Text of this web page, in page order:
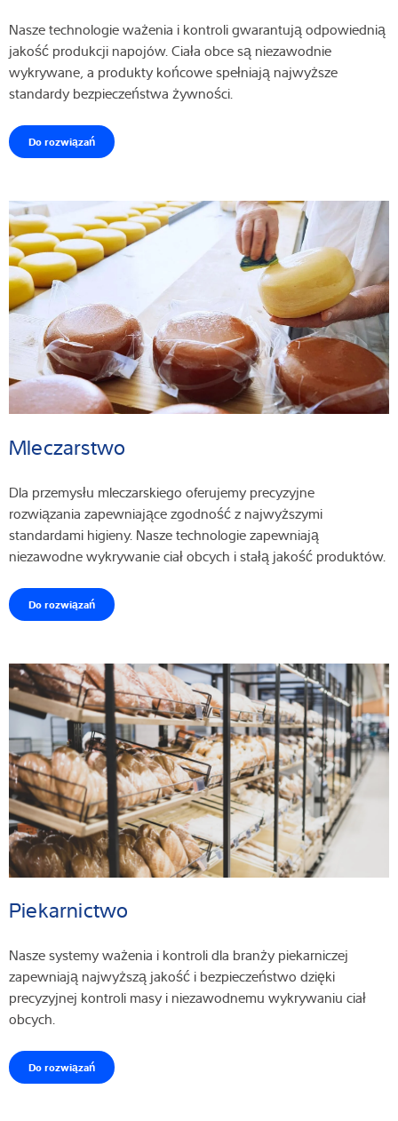
Nasze technologie ważenia i kontroli gwarantują odpowiednią
jakość produkcji napojów. Ciała obce są niezawodnie
wykrywane, a produkty końcowe spełniają najwyższe
standardy bezpieczeństwa żywności.
Do rozwiązań
Mleczarstwo
Dla przemysłu mleczarskiego oferujemy precyzyjne
rozwiązania zapewniające zgodność z najwyższymi
standardami higieny. Nasze technologie zapewniają
niezawodne wykrywanie ciał obcych i stałą jakość produktów.
Do rozwiązań
Piekarnictwo
Nasze systemy ważenia i kontroli dla branży piekarniczej
zapewniają najwyższą jakość i bezpieczeństwo dzięki
precyzyjnej kontroli masy i niezawodnemu wykrywaniu ciał
obcych.
Do rozwiązań